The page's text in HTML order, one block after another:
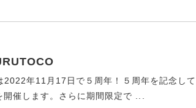
2022年11月17日で５周年！５周年を記念し
催します。さらに期間限定で ...